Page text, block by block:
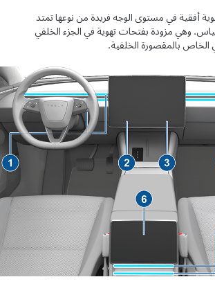
في مستوى الوجه فريدة من نوعها تمتد
وهي مزودة بفتحات تهوية في الجزء الخلفي
بالمقصورة الخلفية.